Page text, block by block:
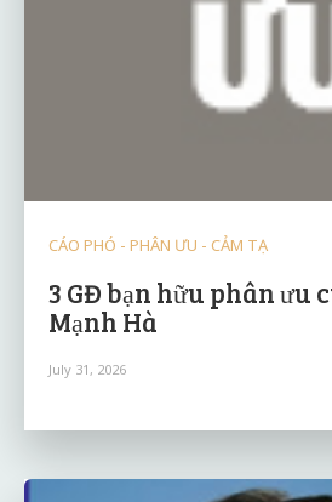
CÁO PHÓ - PHÂN ƯU - CẢM TẠ
3 GĐ bạn hữu phân ưu
Mạnh Hà
July 31, 2026